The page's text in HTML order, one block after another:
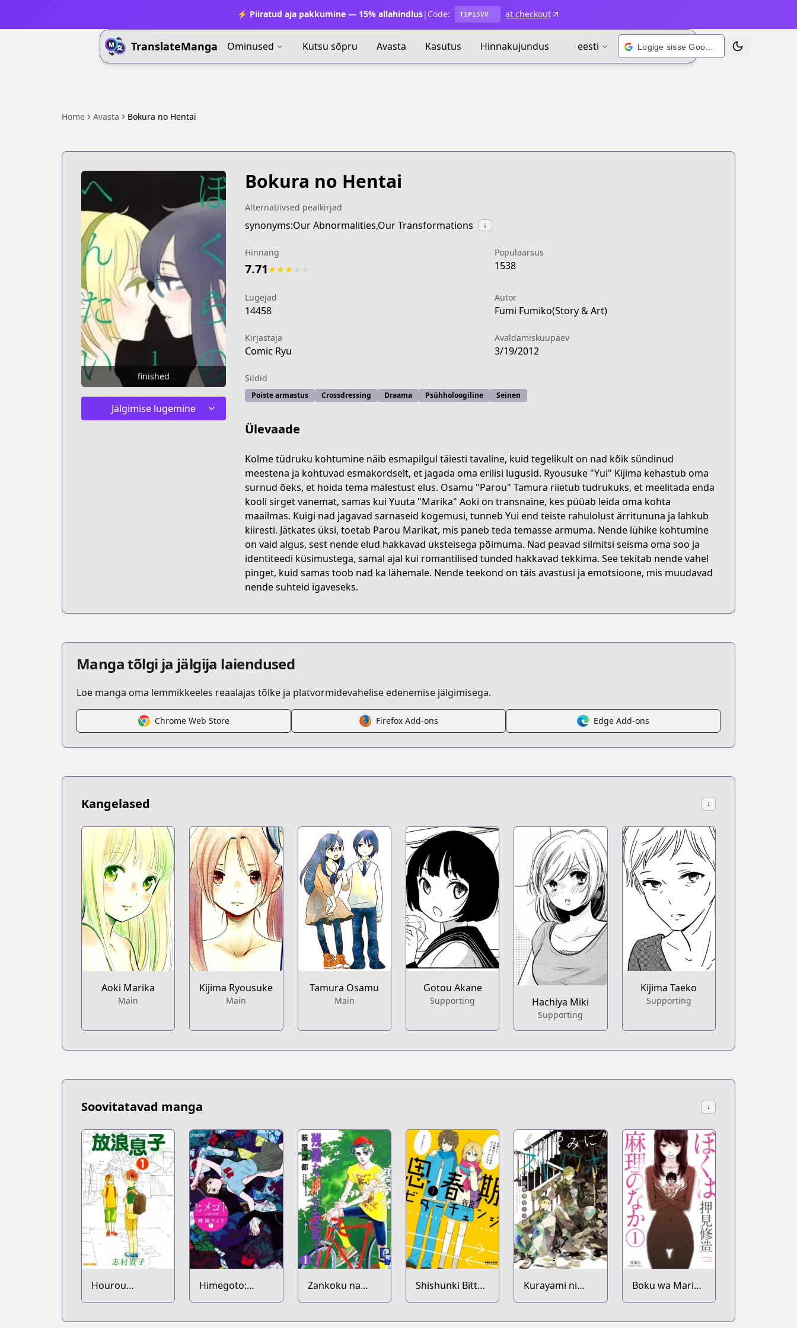
⚡ Piiratud aja pakkumine — 15% allahindlus| Code: T1P15VV at checkout
TranslateManga Ominused Kutsu sõpru Avasta Kasutus Hinnakujundus eesti Vaheta teema
Home Avasta Bokura no Hentai
finished
Jälgimise lugemine
Bokura no Hentai
Alternatiivsed pealkirjad
synonyms:Our Abnormalities,Our Transformations ↓
Hinnang
7.71★★★
Populaarsus
1538
Lugejad
14458
Autor
Fumi Fumiko(Story & Art)
Kirjastaja
Comic Ryu
Avaldamiskuupäev
3/19/2012
Sildid
Poiste armastus Crossdressing Draama Psühholoogiline Seinen
Ülevaade
Kolme tüdruku kohtumine näib esmapilgul täiesti tavaline, kuid tegelikult on nad kõik sündinud
meestena ja kohtuvad esmakordselt, et jagada oma erilisi lugusid. Ryousuke "Yui" Kijima kehastub oma
surnud õeks, et hoida tema mälestust elus. Osamu "Parou" Tamura riietub tüdrukuks, et meelitada enda
kooli sirget vanemat, samas kui Yuuta "Marika" Aoki on transnaine, kes püüab leida oma kohta
maailmas. Kuigi nad jagavad sarnaseid kogemusi, tunneb Yui end teiste rahulolust ärritununa ja lahkub
kiiresti. Jätkates üksi, toetab Parou Marikat, mis paneb teda temasse armuma. Nende lühike kohtumine
on vaid algus, sest nende elud hakkavad üksteisega põimuma. Nad peavad silmitsi seisma oma soo ja
identiteedi küsimustega, samal ajal kui romantilised tunded hakkavad tekkima. See tekitab nende vahel
pinget, kuid samas toob nad ka lähemale. Nende teekond on täis avastusi ja emotsioone, mis muudavad
nende suhteid igaveseks.
Manga tõlgi ja jälgija laiendused
Loe manga oma lemmikkeeles reaalajas tõlke ja platvormidevahelise edenemise jälgimisega.
Chrome Web Store Firefox Add-ons Edge Add-ons
Kangelased ↓
Aoki Marika
Main
Kijima Ryousuke
Main
Tamura Osamu
Main
Gotou Akane
Supporting Hachiya Miki
Supporting
Kijima Taeko
Supporting
Soovitatavad manga ↓
Hourou
Musuko
Himegoto:
Juukyuusai no
Zankoku na
Kami ga Shihai
Shishunki Bitter
Change
Kurayami ni
Strobe
Boku wa Mari
no Naka